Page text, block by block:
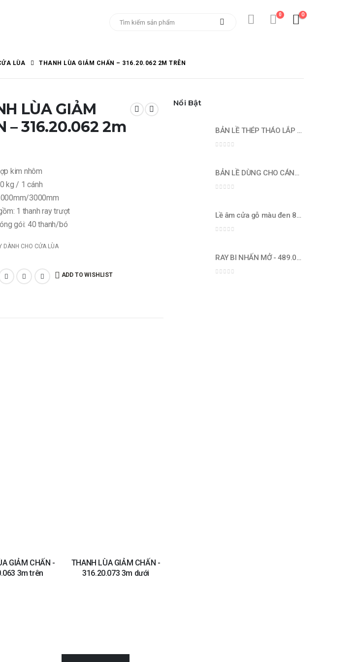
0 0
LÙA THANH LÙA GIẢM CHẤN – 316.20.062 2M TRÊN
LÙA GIẢM
– 316.20.062 2m
kim nhôm
kg / 1 cánh
3000mm
1 thanh ray trượt
gói: 40 thanh/bó
DÀNH CHO CỬA LÙA
ADD TO WISHLIST
GIẢM CHẤN -
3m trên
THANH LÙA GIẢM CHẤN -
316.20.073 3m dưới
Nổi Bật
BẢN LỀ THÉP THÁO LẮP NHANH - lắp lọt lòng 672.02.202
BẢN LỀ DÙNG CHO CÁNH DÀY - Lắp trùm ngoài 689.02.420
Lề âm cửa gỗ màu đen 80kg - 491.03.081
RAY BI NHẤN MỞ - 489.02.031 300mm